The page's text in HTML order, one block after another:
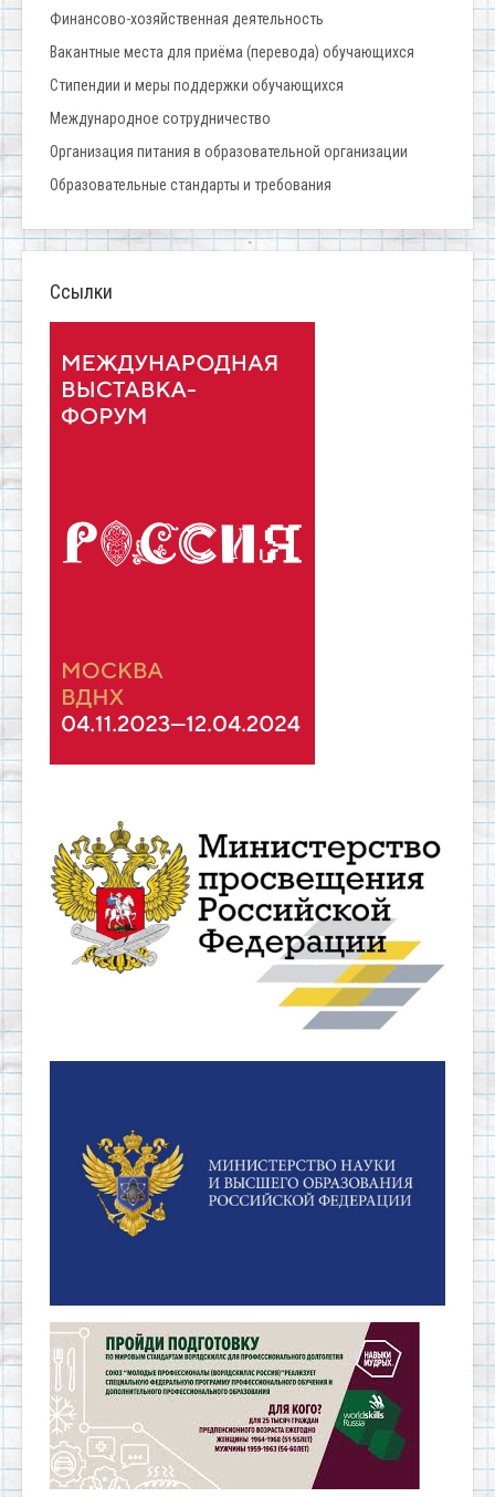
Финансово-хозяйственная деятельность
Вакантные места для приёма (перевода) обучающихся
Стипендии и меры поддержки обучающихся
Международное сотрудничество
Организация питания в образовательной организации
Образовательные стандарты и требования
Ссылки